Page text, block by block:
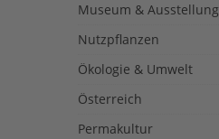
Museum & Ausstellung
Nutzpflanzen
Ökologie & Umwelt
Österreich
Permakultur